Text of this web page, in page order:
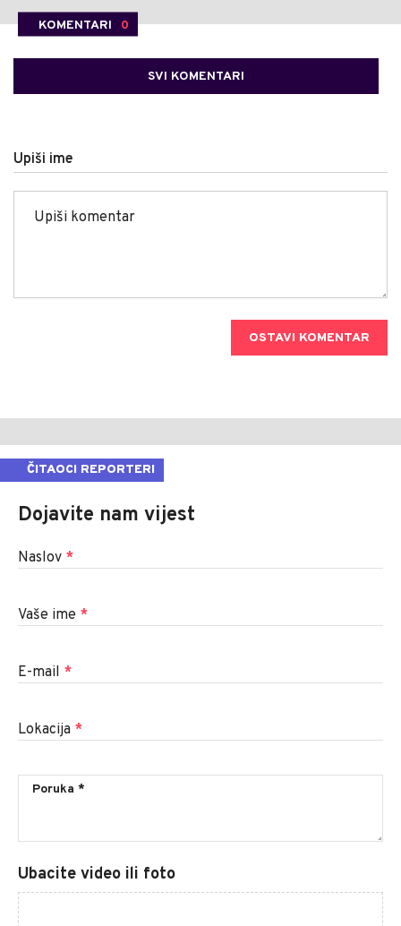
KOMENTARI 0
SVI KOMENTARI
Upiši ime
OSTAVI KOMENTAR
ČITAOCI REPORTERI
Dojavite nam vijest
Naslov *
Vaše ime *
E-mail *
Lokacija *
Ubacite video ili foto